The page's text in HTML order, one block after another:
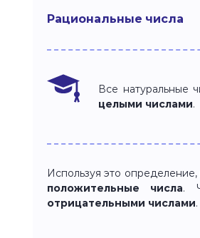
Рациональные числа
Все натуральные
целыми числами.
Используя это
положительные числа.
отрицательными числами.